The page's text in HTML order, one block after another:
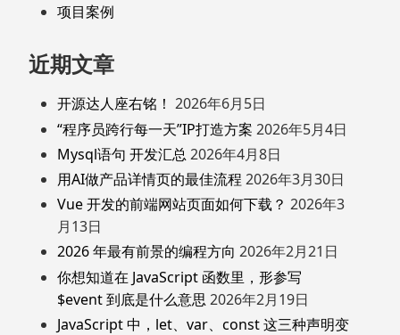
项目案例
近期文章
开源达人座右铭！ 2026年6月5日
“程序员跨行每一天”IP打造方案 2026年5月4日
Mysql语句 开发汇总 2026年4月8日
用AI做产品详情页的最佳流程 2026年3月30日
Vue 开发的前端网站页面如何下载？ 2026年3
月13日
2026 年最有前景的编程方向 2026年2月21日
你想知道在 JavaScript 函数里，形参写
$event 到底是什么意思 2026年2月19日
JavaScript 中，let、var、const 这三种声明变